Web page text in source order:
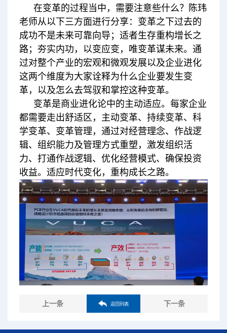
在变革的过程当中，需要注意些什么？陈玮
老师从以下三方面进行分享：变革之下过去的
成功不是未来可靠向导；适者生存重构增长之
路；夯实内功，以变应变，唯变革谋未来。通
过对整个产业的宏观和微观发展以及企业进化
这两个维度为大家诠释为什么企业要发生变
革，以及怎么去驾驭和掌控这种变革。
变革是商业进化论中的主动适应。每家企业
都需要走出舒适区，主动变革、持续变革、科
学变革、变革管理，通过对经营理念、作战逻
辑、组织能力及管理方式重塑，激发组织活
力、打通作战逻辑、优化经营模式、确保投资
收益。适应时代变化，重构成长之路。
上一条 返回列表 下一条